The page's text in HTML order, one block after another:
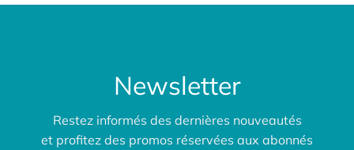
Newsletter
Restez informés des dernières nouveautés
et profitez des promos réservées aux abonnés